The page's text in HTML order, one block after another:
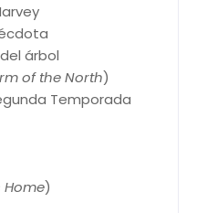
árbol
of the North)
Temporada
Home)